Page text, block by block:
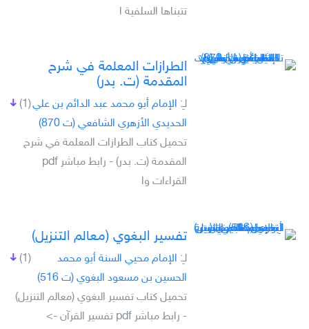
تتبناها السلفية ا
الطرازات المعلمة في شرح
المقدمة (ت. بدر)
(1) لـِ: الإمام أبو محمد عبد الدائم بن علي
الحديدي الأزهري الشافعي (ت 870)
تحميل كتاب الطرازات المعلمة في شرح
المقدمة (ت. بدر) - رابط مباشر pdf
القراءات وا
تفسير البغوي (معالم التنزيل)
(1) لـِ: الإمام محيي السنة أبو محمد
الحسين بن مسعود البغوي (ت 516)
تحميل كتاب تفسير البغوي (معالم التنزيل)
- رابط مباشر pdf تفسير القرآن ->